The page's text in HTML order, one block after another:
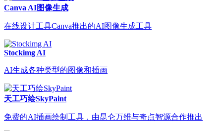
Canva AI图像生成
在线设计工具Canva推出的AI图像生成工具
Stockimg AI
AI生成各种类型的图像和插画
天工巧绘SkyPaint
免费的AI插画绘制工具，由昆仑万维与奇点智源合作推出